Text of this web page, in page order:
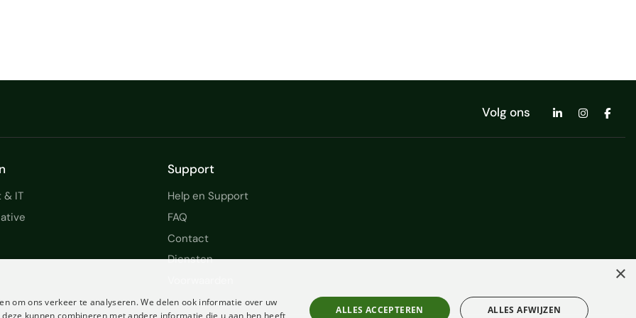
Volg ons
& IT
Support
Help en Support
FAQ
Contact
Diensten
×
om ons verkeer te analyseren. We delen ook informatie over uw
kunnen combineren met andere informatie die u aan hen heeft
ALLES ACCEPTEREN ALLES AFWIJZEN